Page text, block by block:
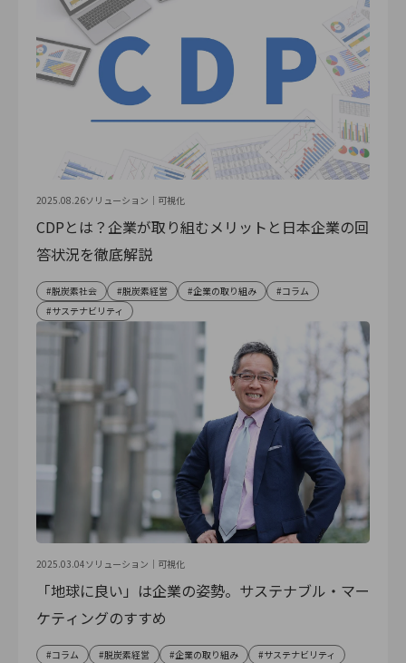
2025.08.26ソリューション｜ 可視化
CDPとは？企業が取り組むメリットと日本企業の回
答状況を徹底解説
脱炭素社会 脱炭素経営 企業の取り組み
コラム
サステナビリティ
2025.03.04ソリューション｜ 可視化
「地球に良い」は企業の姿勢。サステナブル・マー
ケティングのすすめ
コラム 脱炭素経営 企業の取り組み サステナビリティ